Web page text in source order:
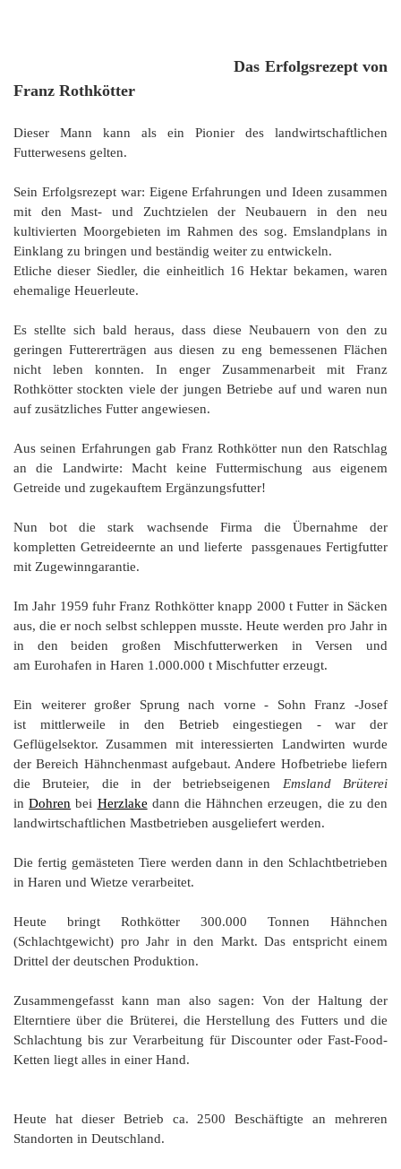
Das Erfolgsrezept von
Franz Rothkötter
Dieser Mann kann als ein Pionier des landwirtschaftlichen
Futterwesens gelten.
Sein Erfolgsrezept war: Eigene Erfahrungen und Ideen zusammen
mit den Mast- und Zuchtzielen der Neubauern in den neu
kultivierten Moorgebieten im Rahmen des sog. Emslandplans in
Einklang zu bringen und beständig weiter zu entwickeln.
Etliche dieser Siedler, die einheitlich 16 Hektar bekamen, waren
ehemalige Heuerleute.
Es stellte sich bald heraus, dass diese Neubauern von den zu
geringen Futtererträgen aus diesen zu eng bemessenen Flächen
nicht leben konnten. In enger Zusammenarbeit mit Franz
Rothkötter stockten viele der jungen Betriebe auf und waren nun
auf zusätzliches Futter angewiesen.
Aus seinen Erfahrungen gab Franz Rothkötter nun den Ratschlag
an die Landwirte: Macht keine Futtermischung aus eigenem
Getreide und zugekauftem Ergänzungsfutter!
Nun bot die stark wachsende Firma die Übernahme der
kompletten Getreideernte an und lieferte
passgenaues Fertigfutter
mit Zugewinngarantie.
Im Jahr 1959 fuhr Franz Rothkötter knapp 2000 t Futter in Säcken
aus, die er noch selbst schleppen musste. Heute werden pro Jahr in
in den beiden großen Mischfutterwerken in Versen und
am Eurohafen in Haren 1.000.000 t Mischfutter erzeugt.
Ein weiterer großer Sprung nach vorne - Sohn Franz -Josef
ist mittlerweile in den Betrieb eingestiegen - war der
Geflügelsektor. Zusammen mit interessierten Landwirten wurde
der Bereich Hähnchenmast aufgebaut. Andere Hofbetriebe liefern
die Bruteier, die in der betriebseigenen Emsland Brüterei
inDohren bei Herzlake dann die Hähnchen erzeugen, die zu den
landwirtschaftlichen Mastbetrieben ausgeliefert werden.
Die fertig gemästeten Tiere werden dann in den Schlachtbetrieben
in Haren und Wietze verarbeitet.
Heute bringt Rothkötter 300.000 Tonnen Hähnchen
(Schlachtgewicht) pro Jahr in den Markt. Das entspricht einem
Drittel der deutschen Produktion.
Zusammengefasst kann man also sagen: Von der Haltung der
Elterntiere über die Brüterei, die Herstellung des Futters und die
Schlachtung bis zur Verarbeitung für Discounter oder Fast-Food-
Ketten liegt alles in einer Hand.
Heute hat dieser Betrieb ca. 2500 Beschäftigte an mehreren
Standorten in Deutschland.